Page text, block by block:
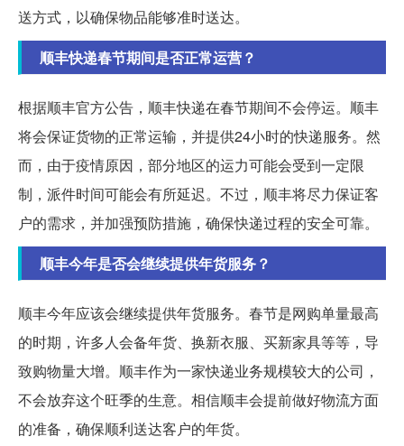
送方式，以确保物品能够准时送达。
顺丰快递春节期间是否正常运营？
根据顺丰官方公告，顺丰快递在春节期间不会停运。顺丰
将会保证货物的正常运输，并提供24小时的快递服务。然
而，由于疫情原因，部分地区的运力可能会受到一定限
制，派件时间可能会有所延迟。不过，顺丰将尽力保证客
户的需求，并加强预防措施，确保快递过程的安全可靠。
顺丰今年是否会继续提供年货服务？
顺丰今年应该会继续提供年货服务。春节是网购单量最高
的时期，许多人会备年货、换新衣服、买新家具等等，导
致购物量大增。顺丰作为一家快递业务规模较大的公司，
不会放弃这个旺季的生意。相信顺丰会提前做好物流方面
的准备，确保顺利送达客户的年货。